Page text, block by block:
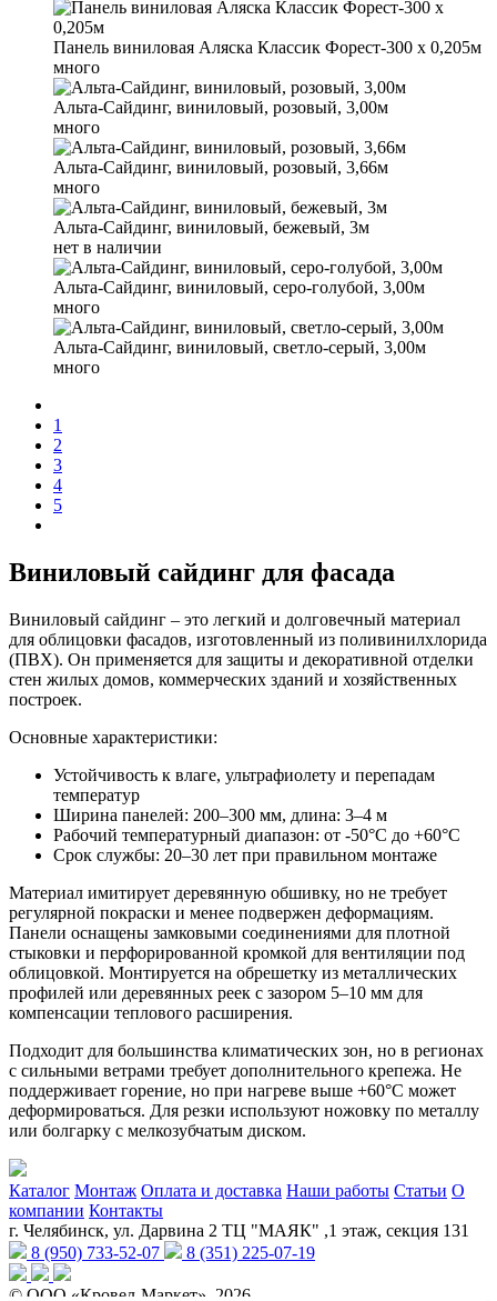
Панель виниловая Аляска Классик Форест-300 х 0,205м
много
Альта-Сайдинг, виниловый, розовый, 3,00м
много
Альта-Сайдинг, виниловый, розовый, 3,66м
много
Альта-Сайдинг, виниловый, бежевый, 3м
нет в наличии
Альта-Сайдинг, виниловый, серо-голубой, 3,00м
много
Альта-Сайдинг, виниловый, светло-серый, 3,00м
много
1
2
3
4
5
Виниловый сайдинг для фасада
Виниловый сайдинг – это легкий и долговечный материал
для облицовки фасадов, изготовленный из поливинилхлорида
(ПВХ). Он применяется для защиты и декоративной отделки
стен жилых домов, коммерческих зданий и хозяйственных
построек.
Основные характеристики:
Устойчивость к влаге, ультрафиолету и перепадам
температур
Ширина панелей: 200–300 мм, длина: 3–4 м
Рабочий температурный диапазон: от -50°C до +60°C
Срок службы: 20–30 лет при правильном монтаже
Материал имитирует деревянную обшивку, но не требует
регулярной покраски и менее подвержен деформациям.
Панели оснащены замковыми соединениями для плотной
стыковки и перфорированной кромкой для вентиляции под
облицовкой. Монтируется на обрешетку из металлических
профилей или деревянных реек с зазором 5–10 мм для
компенсации теплового расширения.
Подходит для большинства климатических зон, но в регионах
с сильными ветрами требует дополнительного крепежа. Не
поддерживает горение, но при нагреве выше +60°C может
деформироваться. Для резки используют ножовку по металлу
или болгарку с мелкозубчатым диском.
Каталог Монтаж Оплата и доставка Наши работы Статьи О
компании Контакты
г. Челябинск, ул. Дарвина 2 ТЦ "МАЯК" ,1 этаж, секция 131
8 (950) 733-52-07
8 (351) 225-07-19
© ООО «Кровел-Маркет», 2026